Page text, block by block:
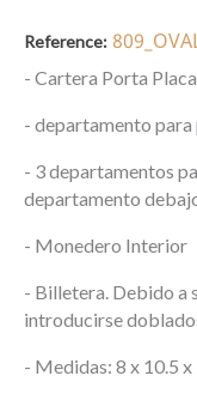
Reference:
- Cartera Porta
- departamento
- 3 departamentos
departamento
- Monedero Interior
- Billetera. Debido a
introducirse
- Medidas: 8 x 10.5